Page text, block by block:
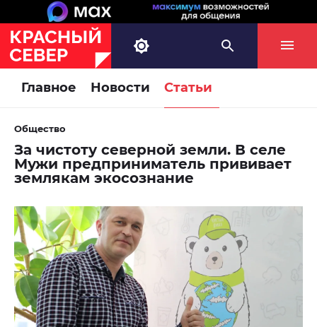
Главное Новости Статьи
Общество
За чистоту северной земли. В селе
Мужи предприниматель прививает
землякам экосознание